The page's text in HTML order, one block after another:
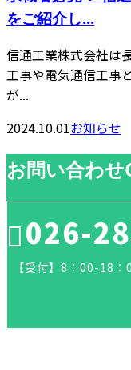
をご紹介し...
信通工業株式会社は
工事や電気通信工事
が...
2024.10.01お知らせ
お問い合わせ
026-
【受付】8：00-18